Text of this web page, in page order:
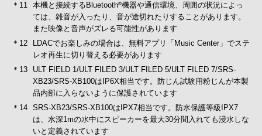
＊11
本機と接続するBluetooth®機器や通信環境、周囲の状況によっ
ては、雑音が入ったり、音が途切れたりすることがあります。
また映像と音声がズレる可能性があります
＊12
LDACでお楽しみの場合は、無料アプリ「Music Center」でステ
レオ再生に切り替える必要があります
＊13
ULT FIELD 1/ULT FILED 3/ULT FILED 5/ULT FILED 7/SRS-
XB23/SRS-XB100はIP6X相当です。防じん試験用粉じんが本製
品内部に入らないように保護されています
＊14
SRS-XB23/SRS-XB100はIPX7相当です。防水保護等級IPX7
は、水深1mの水中にスピーカーを最大30分間入れても浸水しな
いと定義されています